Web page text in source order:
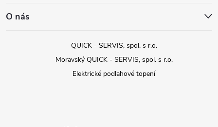
O nás
QUICK - SERVIS, spol. s r.o.
Moravský QUICK - SERVIS, spol. s r.o.
Elektrické podlahové topení